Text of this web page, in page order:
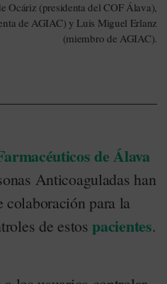
Ocáriz (presidenta del COF Álava),
de AGIAC) y Luis Miguel Erlanz
(miembro de AGIAC).
de Álava
Anticoaguladas han
para la
de estospacientes.